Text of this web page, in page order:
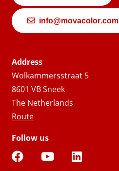
info@movacolor.com
Address
Wolkammersstraat 5
8601 VB Sneek
The Netherlands
Route
Follow us